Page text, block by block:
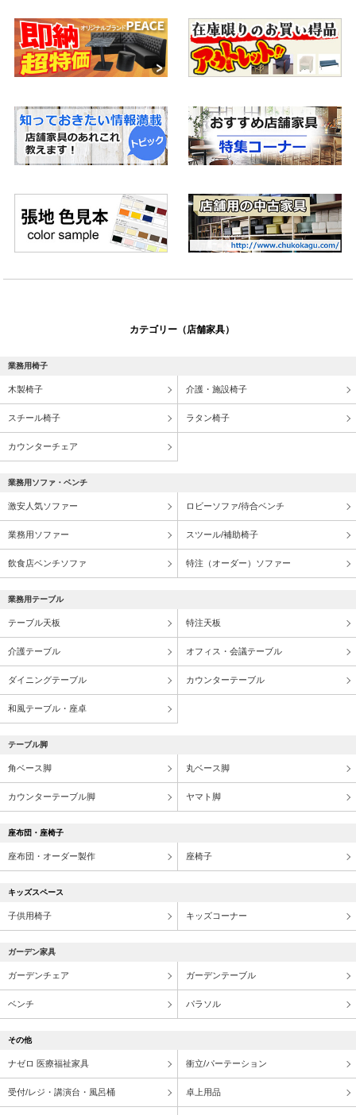
カテゴリー（店舗家具）
業務用椅子
木製椅子 介護・施設椅子
スチール椅子 ラタン椅子
カウンターチェア
業務用ソファ・ベンチ
激安人気ソファー ロビーソファ/待合ベンチ
業務用ソファー スツール/補助椅子
飲食店ベンチソファ 特注（オーダー）ソファー
業務用テーブル
テーブル天板 特注天板
介護テーブル オフィス・会議テーブル
ダイニングテーブル カウンターテーブル
和風テーブル・座卓
テーブル脚
角ベース脚 丸ベース脚
カウンターテーブル脚 ヤマト脚
座布団・座椅子
座布団・オーダー製作 座椅子
キッズスペース
子供用椅子 キッズコーナー
ガーデン家具
ガーデンチェア ガーデンテーブル
ベンチ パラソル
その他
ナゼロ 医療福祉家具 衝立/パーテーション
受付/レジ・講演台・風呂桶 卓上用品
ソファのお手入れについて
ソファを長持ちさせる秘訣は定期的なメンテナンス。生地の素材
別にソファの正しいお手入れ方法をご紹介しています。
和室・座敷に合うダイニングテーブル
畳の部屋、お座敷や和室で使用するのに最適な商品について。
脚底プラパート
床面をキズから守るため、椅子の脚底に取り付けるプラパートを
についてご紹介
まず業務用テーブルとは何か？素材や種類、選ぶ際のポイントを
まとめています。店舗での利用シーンを参考にコーディネート例
をご紹介